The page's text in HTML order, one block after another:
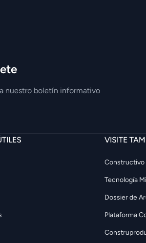
nuestro boletín informativo
VISITE
Constructivo
Tecnología
Dossier de
Plataforma